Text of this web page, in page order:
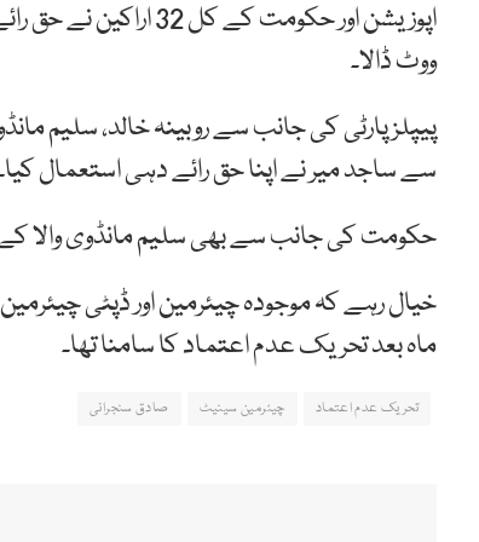
ووٹ ڈالا۔
پیپلز پارٹی کی جانب سے روبینہ خالد، سلیم
سے ساجد میر نے اپنا حق رائے دہی استعمال
حکومت کی جانب سے بھی سلیم مانڈوی والا
ماہ بعد تحریک عدم اعتماد کا سامنا تھا۔
تحریک عدم اعتماد چیئرمین سینیٹ صادق سنجرانی